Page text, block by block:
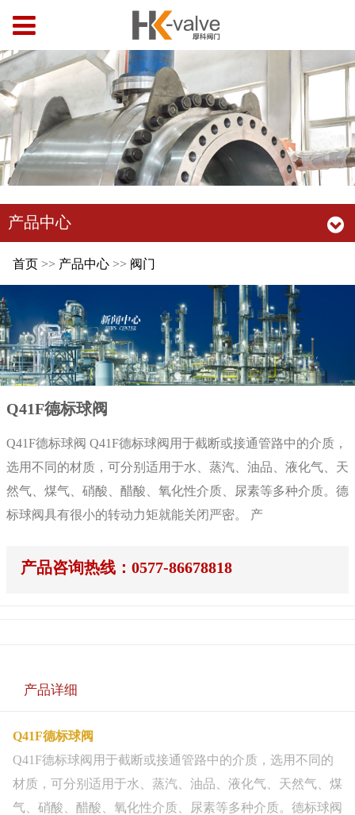
产品中心
首页>> 产品中心>> 阀门
Q41F德标球阀
Q41F德标球阀 Q41F德标球阀用于截断或接通管路中的介质，
选用不同的材质，可分别适用于水、蒸汽、油品、液化气、天
然气、煤气、硝酸、醋酸、氧化性介质、尿素等多种介质。德
标球阀具有很小的转动力矩就能关闭严密。 产
产品咨询热线：0577-86678818
产品详细
Q41F德标球阀
Q41F德标球阀用于截断或接通管路中的介质，选用不同的
材质，可分别适用于水、蒸汽、油品、液化气、天然气、煤
气、硝酸、醋酸、氧化性介质、尿素等多种介质。德标球阀